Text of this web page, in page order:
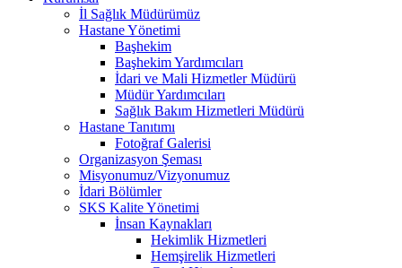
İl Sağlık Müdürümüz
Hastane Yönetimi
Başhekim
Başhekim Yardımcıları
İdari ve Mali Hizmetler Müdürü
Müdür Yardımcıları
Sağlık Bakım Hizmetleri Müdürü
Hastane Tanıtımı
Fotoğraf Galerisi
Organizasyon Şeması
Misyonumuz/Vizyonumuz
İdari Bölümler
SKS Kalite Yönetimi
İnsan Kaynakları
Hekimlik Hizmetleri
Hemşirelik Hizmetleri